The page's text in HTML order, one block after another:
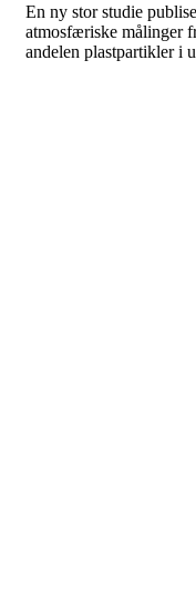
En ny stor studie
atmosfæriske målinger
andelen plastpartikler i